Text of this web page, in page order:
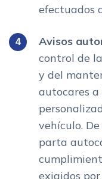
efectuados
Avisos
control de
y del
autocares
vehículo.
parta
exigidos